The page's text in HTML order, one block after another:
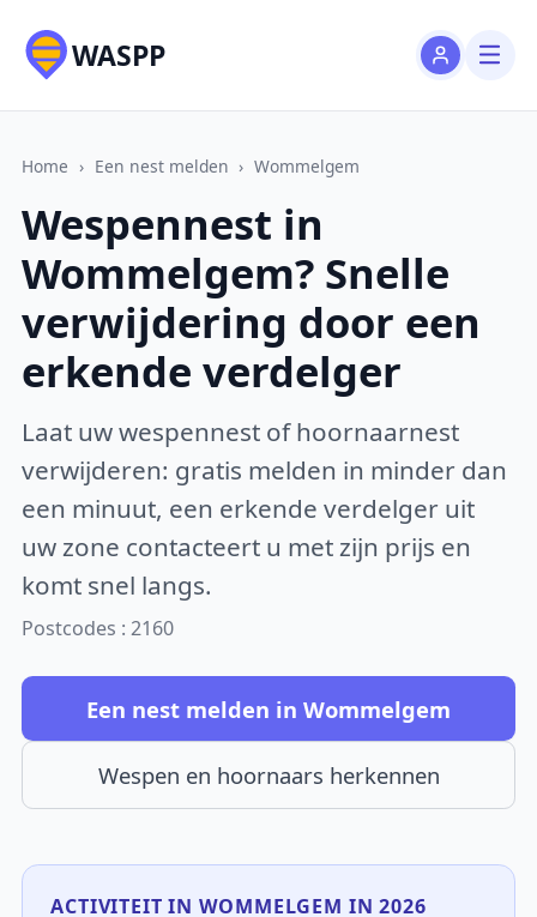
WASPP
Home › Een nest melden › Wommelgem
Wespennest in
Wommelgem? Snelle
verwijdering door een
erkende verdelger
Laat uw wespennest of hoornaarnest
verwijderen: gratis melden in minder dan
een minuut, een erkende verdelger uit
uw zone contacteert u met zijn prijs en
komt snel langs.
Postcodes : 2160
Een nest melden in Wommelgem
Wespen en hoornaars herkennen
ACTIVITEIT IN WOMMELGEM IN 2026